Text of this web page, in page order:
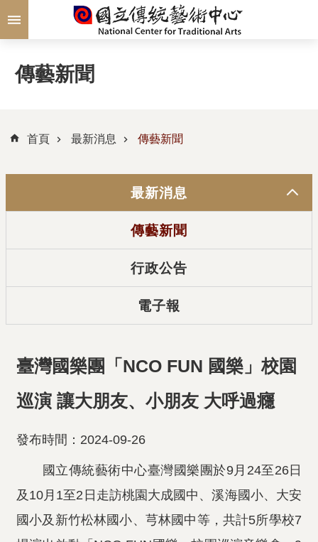
跳到主要內容區塊
傳藝新聞
首頁 最新消息 傳藝新聞
最新消息
傳藝新聞
行政公告
電子報
臺灣國樂團「NCO FUN 國樂」校園
巡演 讓大朋友、小朋友 大呼過癮
發布時間：2024-09-26
國立傳統藝術中心臺灣國樂團於9月24至26日
及10月1至2日走訪桃園大成國中、溪海國小、大安
國小及新竹松林國小、芎林國中等，共計5所學校7